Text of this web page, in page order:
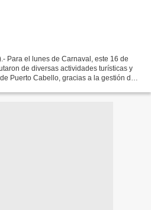
Para el lunes de Carnaval, este 16 de
de diversas actividades turísticas y
Puerto Cabello, gracias a la gestión del